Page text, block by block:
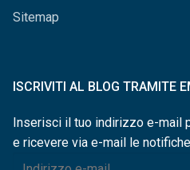
Sitemap
ISCRIVITI AL BLOG TRAMITE
Inserisci il tuo indirizzo e-mail
e ricevere via e-mail le
Indirizzo